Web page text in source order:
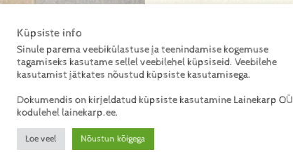
Küpsiste info
Sinule parema veebikülastuse ja teenindamise kogemuse
tagamiseks kasutame sellel veebilehel küpsiseid. Veebilehe
kasutamist jätkates nõustud küpsiste kasutamisega.
Dokumendis on kirjeldatud küpsiste kasutamine Lainekarp OÜ
kodulehel lainekarp.ee.
Loe veel Nõustun kõigega